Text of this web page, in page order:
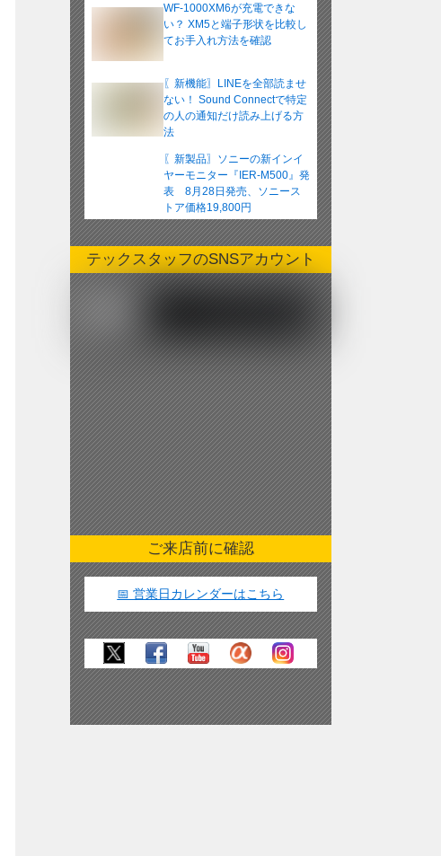
WF-1000XM6が充電できな
い？ XM5と端子形状を比較し
てお手入れ方法を確認
〖新機能〗LINEを全部読ませ
ない！ Sound Connectで特定
の人の通知だけ読み上げる方
法
〖新製品〗ソニーの新インイ
ヤーモニター『IER-M500』発
表 8月28日発売、ソニース
トア価格19,800円
テックスタッフのSNSアカウント
ご来店前に確認
📅 営業日カレンダーはこちら